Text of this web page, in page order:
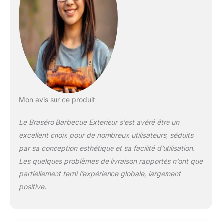
feu de camp, c'est un
cadeau attentionné
pour les amateurs
d'activités en plein
air. 【Sécurité
garantie】Ce brasero
exterieur est en fer
empêche
projections. Le
tisonnier de qualité
fourni permet
d'ajuster le feu sans
Mon avis sur ce produit
Le Braséro Barbecue Exterieur s’est avéré être un
excellent choix pour de nombreux utilisateurs, séduits
par sa conception esthétique et sa facilité d’utilisation.
Les quelques problèmes de livraison rapportés n’ont que
partiellement terni l’expérience globale, largement
positive.